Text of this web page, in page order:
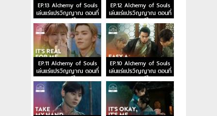
EP.13 Alchemy of Souls
เล่นแร่แปรวิญญาณ ตอนที่
13 พากย์ไทย
EP.12 Alchemy of Souls
เล่นแร่แปรวิญญาณ ตอนที่
12 พากย์ไทย
EP.11 Alchemy of Souls
เล่นแร่แปรวิญญาณ ตอนที่
11 พากย์ไทย
EP.10 Alchemy of Souls
เล่นแร่แปรวิญญาณ ตอนที่
10 พากย์ไทย